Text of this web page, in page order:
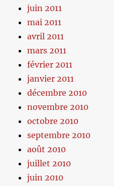
juin 2011
mai 2011
avril 2011
mars 2011
février 2011
janvier 2011
décembre 2010
novembre 2010
octobre 2010
septembre 2010
août 2010
juillet 2010
juin 2010